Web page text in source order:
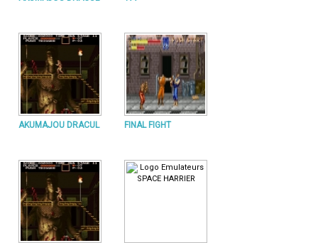
AKUMAJOU DRACUL FINAL FIGHT